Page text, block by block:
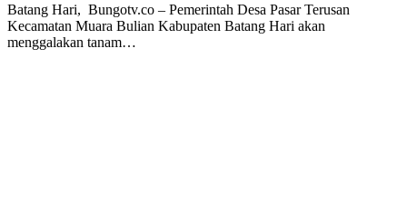
Batang Hari, Bungotv.co – Pemerintah Desa Pasar Terusan
Kecamatan Muara Bulian Kabupaten Batang Hari akan
menggalakan tanam…